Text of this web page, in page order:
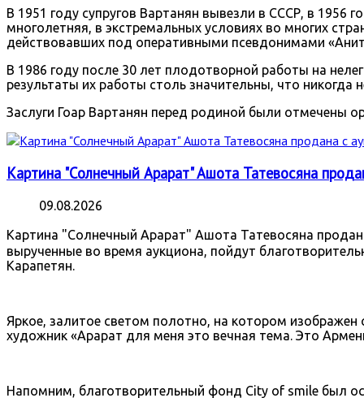
В 1951 году супругов Вартанян вывезли в СССР, в 1956
многолетняя, в экстремальных условиях во многих
действовавших под оперативными псевдонимами
В 1986 году после 30 лет плодотворной работы на
результаты их работы столь значительны, что никогда
Заслуги Гоар Вартанян перед родиной были отмечены
Картина "Солнечный Арарат" Ашота Татевосяна
09.08.2026
Картина "Солнечный Арарат" Ашота Татевосяна
вырученные во время аукциона, пойдут
Карапетян.
Яркое, залитое светом полотно, на котором
художник «Арарат для меня это вечная тема. Это
Напомним, благотворительный фонд City of smile был